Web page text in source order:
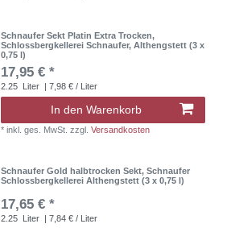
Schnaufer Sekt Platin Extra Trocken,
Schlossbergkellerei Schnaufer, Althengstett (3 x
0,75 l)
17,95 € *
2.25 Liter | 7,98 € / Liter
In den Warenkorb
*inkl. ges. MwSt. zzgl.Versandkosten
Schnaufer Gold halbtrocken Sekt, Schnaufer
Schlossbergkellerei Althengstett (3 x 0,75 l)
17,65 € *
2.25 Liter | 7,84 € / Liter